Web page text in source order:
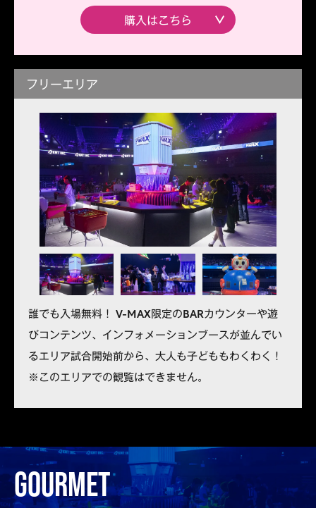
購入はこちら
フリーエリア
誰でも入場無料！ V-MAX限定のBARカウンターや遊
びコンテンツ、インフォメーションブースが並んでい
るエリア試合開始前から、大人も子どももわくわく！
※このエリアでの観覧はできません。
GOURMET